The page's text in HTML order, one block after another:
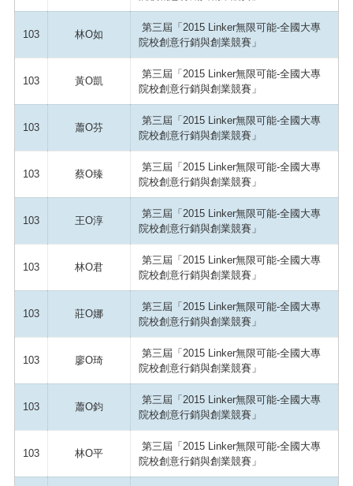
103 林O如
第三屆「2015 Linker無限可能-全國大專
院校創意行銷與創業競賽」
103 黃O凱
第三屆「2015 Linker無限可能-全國大專
院校創意行銷與創業競賽」
103 蕭O芬
第三屆「2015 Linker無限可能-全國大專
院校創意行銷與創業競賽」
103 蔡O臻
第三屆「2015 Linker無限可能-全國大專
院校創意行銷與創業競賽」
103 王O淳
第三屆「2015 Linker無限可能-全國大專
院校創意行銷與創業競賽」
103 林O君
第三屆「2015 Linker無限可能-全國大專
院校創意行銷與創業競賽」
103 莊O娜
第三屆「2015 Linker無限可能-全國大專
院校創意行銷與創業競賽」
103 廖O琦
第三屆「2015 Linker無限可能-全國大專
院校創意行銷與創業競賽」
103 蕭O鈞
第三屆「2015 Linker無限可能-全國大專
院校創意行銷與創業競賽」
103 林O平
第三屆「2015 Linker無限可能-全國大專
院校創意行銷與創業競賽」